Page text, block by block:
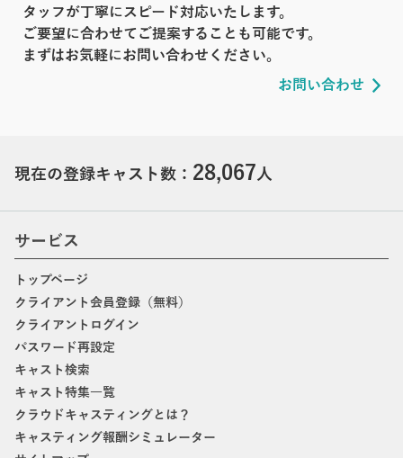
タッフが丁寧にスピード対応いたします。
ご要望に合わせてご提案することも可能です。
まずはお気軽にお問い合わせください。
お問い合わせ
現在の登録キャスト数： 28,067人
サービス
トップページ
クライアント会員登録（無料）
クライアントログイン
パスワード再設定
キャスト検索
キャスト特集一覧
クラウドキャスティングとは？
キャスティング報酬シミュレーター